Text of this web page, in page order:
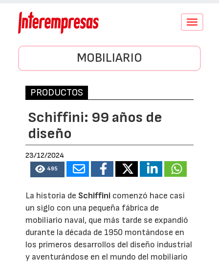
Conmutar
MOBILIARIO
PRODUCTOS
Schiffini: 99 años de
diseño
23/12/2024
495
La historia de Schiffini comenzó hace casi
un siglo con una pequeña fábrica de
mobiliario naval, que más tarde se expandió
durante la década de 1950 montándose en
los primeros desarrollos del diseño industrial
y aventurándose en el mundo del mobiliario